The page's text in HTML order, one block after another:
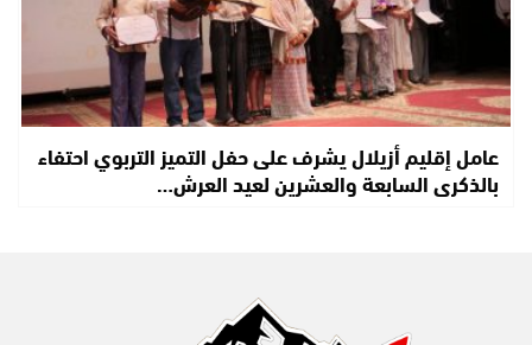
عامل إقليم أزيلال يشرف على حفل التميز التربوي احتفاء
بالذكرى السابعة والعشرين لعيد العرش…